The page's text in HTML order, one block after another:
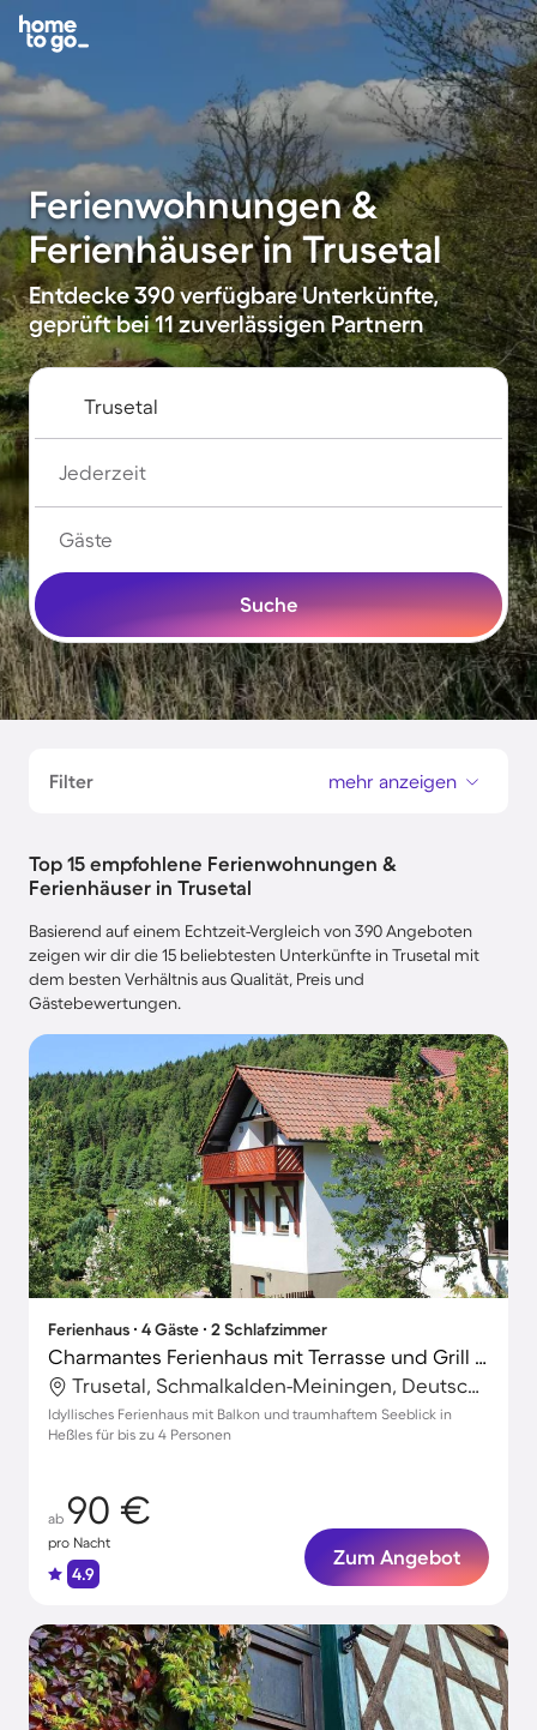
Ferienwohnungen &
Ferienhäuser in Trusetal
Entdecke 390 verfügbare Unterkünfte,
geprüft bei 11 zuverlässigen Partnern
Jederzeit
Gäste
Suche
Filter mehr anzeigen
Top 15 empfohlene Ferienwohnungen &
Ferienhäuser in Trusetal
Basierend auf einem Echtzeit-Vergleich von 390 Angeboten
zeigen wir dir die 15 beliebtesten Unterkünfte in Trusetal mit
dem besten Verhältnis aus Qualität, Preis und
Gästebewertungen.
Ferienhaus ∙ 4 Gäste ∙ 2 Schlafzimmer
Charmantes Ferienhaus mit Terrasse und Grill | Naturblick
Trusetal, Schmalkalden-Meiningen, Deutschland
Idyllisches Ferienhaus mit Balkon und traumhaftem Seeblick in
Heßles für bis zu 4 Personen
ab 90 €
pro Nacht
4.9
Zum Angebot